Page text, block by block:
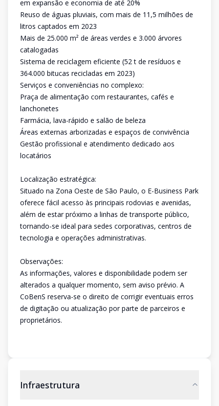
em expansão e economia de até 20%
Reuso de águas pluviais, com mais de 11,5 milhões de
litros captados em 2023
Mais de 25.000 m² de áreas verdes e 3.000 árvores
catalogadas
Sistema de reciclagem eficiente (52 t de resíduos e
364.000 bitucas recicladas em 2023)
Serviços e conveniências no complexo:
Praça de alimentação com restaurantes, cafés e
lanchonetes
Farmácia, lava-rápido e salão de beleza
Áreas externas arborizadas e espaços de convivência
Gestão profissional e atendimento dedicado aos
locatários
Localização estratégica:
Situado na Zona Oeste de São Paulo, o E-Business Park
oferece fácil acesso às principais rodovias e avenidas,
além de estar próximo a linhas de transporte público,
tornando-se ideal para sedes corporativas, centros de
tecnologia e operações administrativas.
Observações:
As informações, valores e disponibilidade podem ser
alterados a qualquer momento, sem aviso prévio. A
CoBenS reserva-se o direito de corrigir eventuais erros
de digitação ou atualização por parte de parceiros e
proprietários.
Infraestrutura